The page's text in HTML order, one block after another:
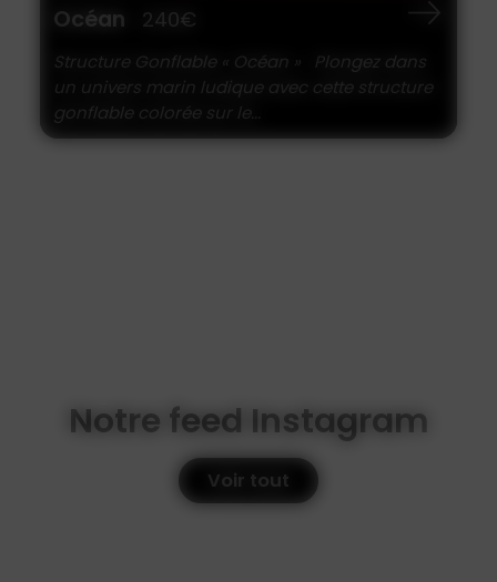
Océan 240€
Structure Gonflable « Océan » Plongez dans
un univers marin ludique avec cette structure
gonflable colorée sur le...
Notre feed Instagram
Voir tout